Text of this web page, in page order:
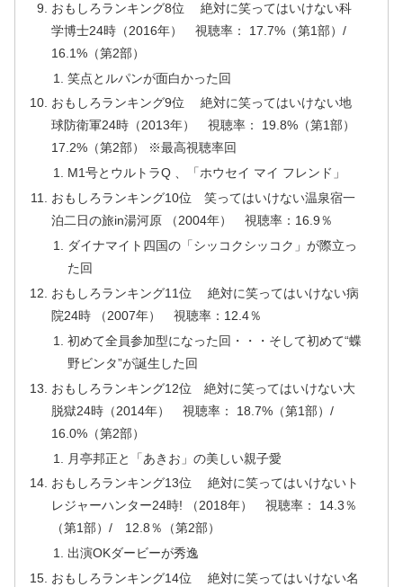
おもしろランキング8位 絶対に笑ってはいけない科
学博士24時（2016年） 視聴率： 17.7%（第1部）/
16.1%（第2部）
笑点とルパンが面白かった回
おもしろランキング9位 絶対に笑ってはいけない地
球防衛軍24時（2013年） 視聴率： 19.8%（第1部）
17.2%（第2部） ※最高視聴率回
M1号とウルトラQ 、「ホウセイ マイ フレンド」
おもしろランキング10位 笑ってはいけない温泉宿一
泊二日の旅in湯河原 （2004年） 視聴率：16.9％
ダイナマイト四国の「シッコクシッコク」が際立っ
た回
おもしろランキング11位 絶対に笑ってはいけない病
院24時 （2007年） 視聴率：12.4％
初めて全員参加型になった回・・・そして初めて“蝶
野ビンタ”が誕生した回
おもしろランキング12位 絶対に笑ってはいけない大
脱獄24時（2014年） 視聴率： 18.7%（第1部）/
16.0%（第2部）
月亭邦正と「あきお」の美しい親子愛
おもしろランキング13位 絶対に笑ってはいけないト
レジャーハンター24時! （2018年） 視聴率： 14.3％
（第1部）/ 12.8％（第2部）
出演OKダービーが秀逸
おもしろランキング14位 絶対に笑ってはいけない名